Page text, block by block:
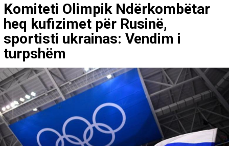
Komiteti Olimpik Ndërkombëtar
heq kufizimet për Rusinë,
sportisti ukrainas: Vendim i
turpshëm